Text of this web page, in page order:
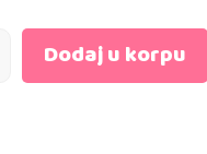
Dodaj u korpu